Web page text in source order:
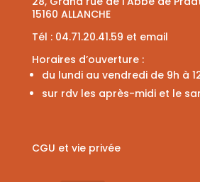
15160 ALLANCHE
Tél : 04.71.20.41.59 et email
Horaires d’ouverture :
du lundi au vendredi de 9h à
sur rdv les après-midi et le
CGU et vie privée